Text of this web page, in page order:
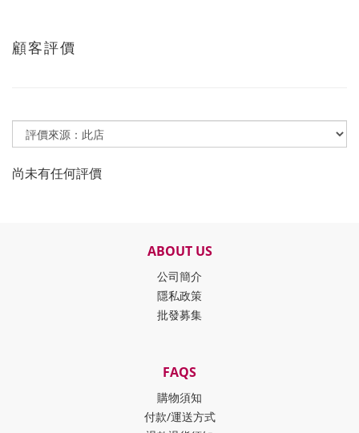
顧客評價
尚未有任何評價
ABOUT US
公司簡介
隱私政策
批發募集
FAQS
購物須知
付款/運送方式